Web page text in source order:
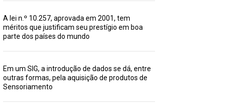
A lei n.º 10.257, aprovada em 2001, tem
méritos que justificam seu prestígio em boa
parte dos países do mundo
Em um SIG, a introdução de dados se dá, entre
outras formas, pela aquisição de produtos de
Sensoriamento